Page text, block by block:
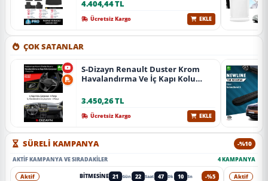
4.404,44 TL
Ücretsiz Kargo EKLE
ÇOK SATANLAR
S-Dizayn Renault Duster Krom
Havalandırma Ve İç Kapı Kolu
Krom) A+ Kalite
3.450,26 TL
Ücretsiz Kargo EKLE
SÜRELİ KAMPANYA -%10
AKTIF KAMPANYA VE SIRADAKILER 4 KAMPANYA
-%5
Aktif BITMESINE 21 Gün 22 Saat 47 Dk 07 Sn Aktif